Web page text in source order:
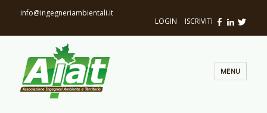
info@ingegneriambientali.it
LOGIN
ISCRIVITI
MENU